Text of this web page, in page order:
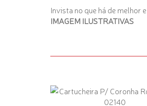
Invista no que há de melhor
IMAGEM ILUSTRATIVAS